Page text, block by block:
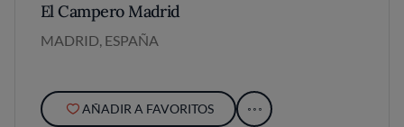
El Campero Madrid
MADRID, ESPAÑA
AÑADIR A FAVORITOS